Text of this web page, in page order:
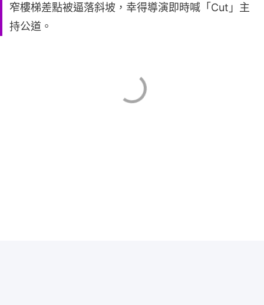
窄樓梯差點被逼落斜坡，幸得導演即時喊「Cut」主
持公道。